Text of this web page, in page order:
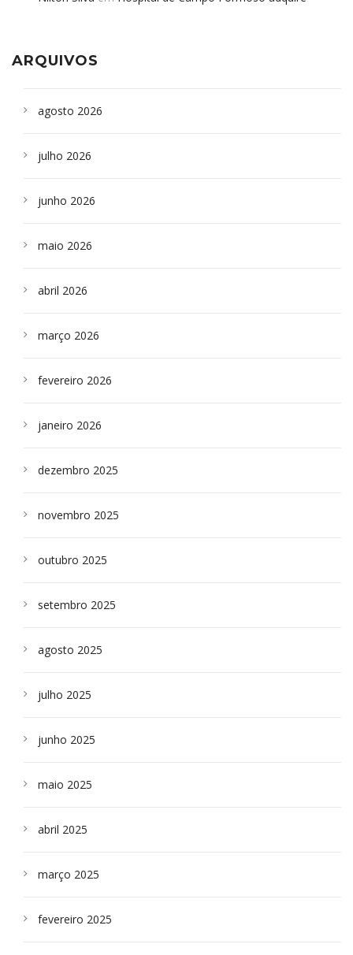
ARQUIVOS
agosto 2026
julho 2026
junho 2026
maio 2026
abril 2026
março 2026
fevereiro 2026
janeiro 2026
dezembro 2025
novembro 2025
outubro 2025
setembro 2025
agosto 2025
julho 2025
junho 2025
maio 2025
abril 2025
março 2025
fevereiro 2025